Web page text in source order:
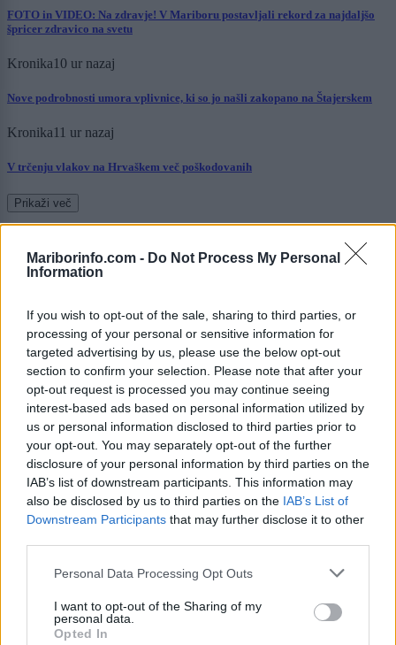
Mariborinfo.com - Do Not Process My Personal
Information
If you wish to opt-out of the sale, sharing to third parties, or
processing of your personal or sensitive information for
targeted advertising by us, please use the below opt-out
section to confirm your selection. Please note that after your
opt-out request is processed you may continue seeing
interest-based ads based on personal information utilized by
us or personal information disclosed to third parties prior to
your opt-out. You may separately opt-out of the further
disclosure of your personal information by third parties on the
IAB’s list of downstream participants. This information may
also be disclosed by us to third parties on the IAB’s List of
Downstream Participants that may further disclose it to other
Personal Data Processing Opt Outs
I want to opt-out of the Sharing of my
personal data.
Opted In
FOTO in VIDEO: Na zdravje! V Mariboru postavljali rekord za najdaljšo
špricer zdravico na svetu
Kronika10 ur nazaj
Nove podrobnosti umora vplivnice, ki so jo našli zakopano na Štajerskem
Kronika11 ur nazaj
V trčenju vlakov na Hrvaškem več poškodovanih
Prikaži več
tedensko v svoj email nabiralnik prejmi pregled svežih novic.
E-naslov
CAPTCHA
Nisem robot
Naročite se
Imaš novico, informacijo, fotografijo ali video, ki bi nas utegnila
zanimati? Najboljše nagradimo.
Pošlji
Moji Mediji d.o.o.
sobotainfo.com• mariborinfo.com •ptujinfo.com pomurec.com
Vse pravice pridržane © 2026
Prijavi se na cajtng